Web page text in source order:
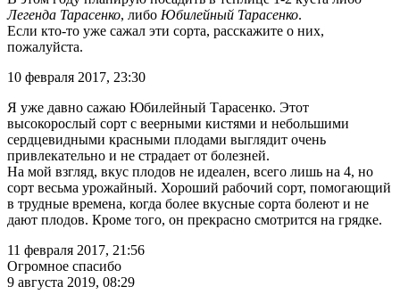
Легенда Тарасенко, либо Юбилейный Тарасенко.
Если кто-то уже сажал эти сорта, расскажите о них,
пожалуйста.
10 февраля 2017, 23:30
Я уже давно сажаю Юбилейный Тарасенко. Этот
высокорослый сорт с веерными кистями и небольшими
сердцевидными красными плодами выглядит очень
привлекательно и не страдает от болезней.
На мой взгляд, вкус плодов не идеален, всего лишь на 4, но
сорт весьма урожайный. Хороший рабочий сорт, помогающий
в трудные времена, когда более вкусные сорта болеют и не
дают плодов. Кроме того, он прекрасно смотрится на грядке.
11 февраля 2017, 21:56
Огромное спасибо
9 августа 2019, 08:29